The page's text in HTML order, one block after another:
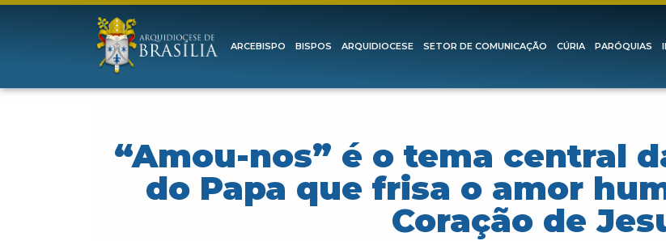
ARCEBISPO BISPOS ARQUIDIOCESE SETOR DE COMUNICAÇÃO CÚRIA PARÓQUIAS
“Amou-nos” é o tema central
do Papa que frisa o amor
Coração de